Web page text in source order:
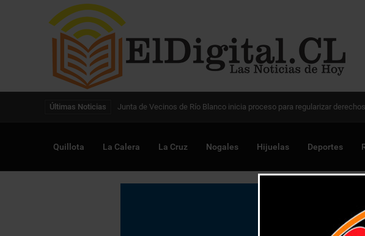
Últimas Noticias Digitalización de la gestión pública avanza en Chile para optimizar
Quillota La Calera La Cruz Nogales Hijuelas Deportes